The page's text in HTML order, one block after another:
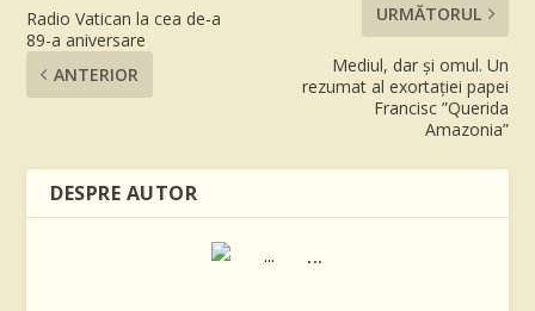
Radio Vatican la cea de-a
89-a aniversare
ANTERIOR
URMĂTORUL
Mediul, dar și omul. Un
rezumat al exortației papei
Francisc ”Querida
Amazonia”
DESPRE AUTOR
...